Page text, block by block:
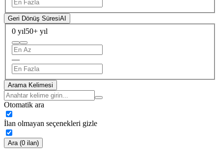
Geri Dönüş SüresiAI
0 yıl50+ yıl
—
Arama Kelimesi
Otomatik ara
İlan olmayan seçenekleri gizle
Ara (0 ilan)